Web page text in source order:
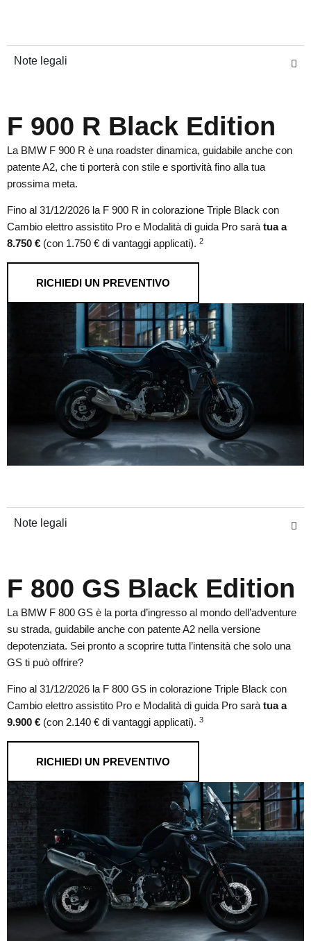
Note legali
F 900 R Black Edition
La BMW F 900 R è una roadster dinamica, guidabile anche con
patente A2, che ti porterà con stile e sportività fino alla tua
prossima meta.
Fino al 31/12/2026 la F 900 R in colorazione Triple Black con
Cambio elettro assistito Pro e Modalità di guida Pro sarà tua a
8.750 € (con 1.750 € di vantaggi applicati). 2
RICHIEDI UN PREVENTIVO
Note legali
F 800 GS Black Edition
La BMW F 800 GS è la porta d’ingresso al mondo dell’adventure
su strada, guidabile anche con patente A2 nella versione
depotenziata. Sei pronto a scoprire tutta l’intensità che solo una
GS ti può offrire?
Fino al 31/12/2026 la F 800 GS in colorazione Triple Black con
Cambio elettro assistito Pro e Modalità di guida Pro sarà tua a
9.900 € (con 2.140 € di vantaggi applicati). 3
RICHIEDI UN PREVENTIVO